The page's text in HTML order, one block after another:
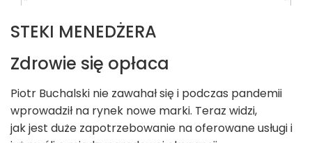
STEKI MENEDŻERA
Zdrowie się opłaca
Piotr Buchalski nie zawahał się i podczas pandemii
wprowadził na rynek nowe marki. Teraz widzi,
jak jest duże zapotrzebowanie na oferowane usługi i